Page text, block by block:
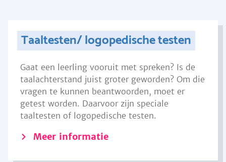
Taaltesten/ logopedische testen
Gaat een leerling vooruit met spreken? Is de
taalachterstand juist groter geworden? Om die
vragen te kunnen beantwoorden, moet er
getest worden. Daarvoor zijn speciale
taaltesten of logopedische testen.
Meer informatie